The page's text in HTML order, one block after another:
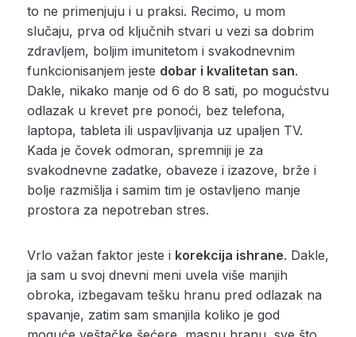
to ne primenjuju i u praksi. Recimo, u mom
slučaju, prva od ključnih stvari u vezi sa dobrim
zdravljem, boljim imunitetom i svakodnevnim
funkcionisanjem jeste dobar i kvalitetan san.
Dakle, nikako manje od 6 do 8 sati, po mogućstvu
odlazak u krevet pre ponoći, bez telefona,
laptopa, tableta ili uspavljivanja uz upaljen TV.
Kada je čovek odmoran, spremniji je za
svakodnevne zadatke, obaveze i izazove, brže i
bolje razmišlja i samim tim je ostavljeno manje
prostora za nepotreban stres.
Vrlo važan faktor jeste i korekcija ishrane. Dakle,
ja sam u svoj dnevni meni uvela više manjih
obroka, izbegavam tešku hranu pred odlazak na
spavanje, zatim sam smanjila koliko je god